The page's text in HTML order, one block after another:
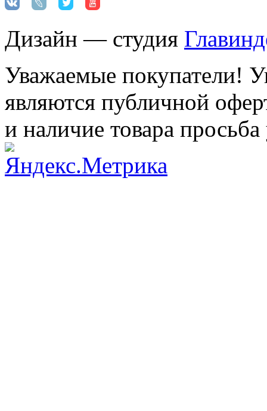
Дизайн — студия
Уважаемые покупатели!
являются публичной
и наличие товара